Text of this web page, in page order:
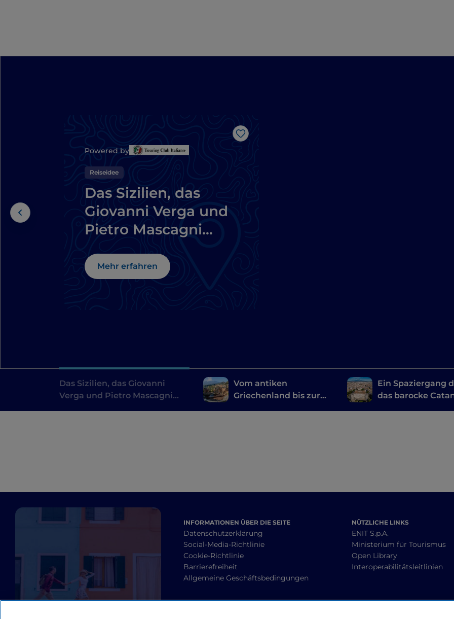
Like
Powered by
Reiseidee
Das Sizilien, das
Giovanni Verga und
Pietro Mascagni
literarische Route
Mehr erfahren
Das Sizilien, das Giovanni
Verga und Pietro Mascagni
Vom antiken
Griechenland bis zur
Ein Spaziergang
das barocke
INFORMATIONEN ÜBER DIE SEITE
Datenschutzerklärung
Social-Media-Richtlinie
Cookie-Richtlinie
Barrierefreiheit
Allgemeine Geschäftsbedingungen
NÜTZLICHE LINKS
ENIT S.p.A.
Ministerium für Tourismus
Open Library
Interoperabilitätsleitlinien